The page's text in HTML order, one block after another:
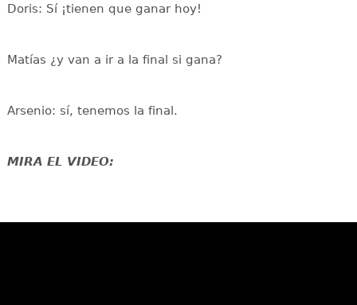
Doris: Sí ¡tienen que ganar hoy!
Matías ¿y van a ir a la final si gana?
Arsenio: sí, tenemos la final.
MIRA EL VIDEO: